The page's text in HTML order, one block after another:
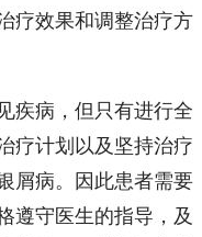
疗效果和调整治疗方
疾病，但只有进行全
疗计划以及坚持治疗
屑病。因此患者需要
遵守医生的指导，及